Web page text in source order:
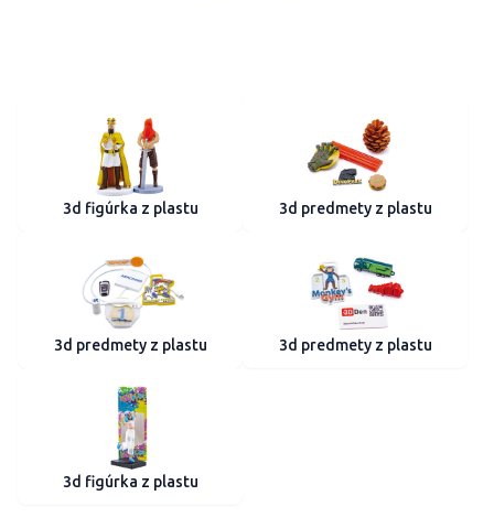
3d figúrka z plastu 3d predmety z plastu
3d predmety z plastu 3d predmety z plastu
3d figúrka z plastu